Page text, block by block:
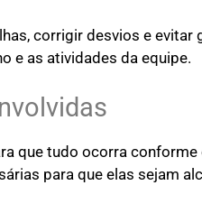
corrigir desvios e evitar
e as atividades da equipe.
que tudo ocorra
para que elas sejam